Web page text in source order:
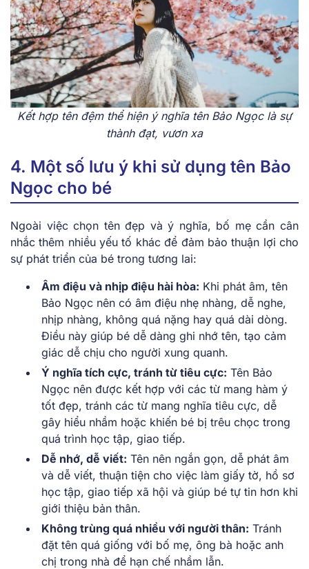
Kết hợp tên đệm thể hiện ý nghĩa tên Bảo Ngọc là sự
thành đạt, vươn xa
4. Một số lưu ý khi sử dụng tên Bảo
Ngọc cho bé
Ngoài việc chọn tên đẹp và ý nghĩa, bố mẹ cần cân
nhắc thêm nhiều yếu tố khác để đảm bảo thuận lợi cho
sự phát triển của bé trong tương lai:
Âm điệu và nhịp điệu hài hòa: Khi phát âm, tên
Bảo Ngọc nên có âm điệu nhẹ nhàng, dễ nghe,
nhịp nhàng, không quá nặng hay quá dài dòng.
Điều này giúp bé dễ dàng ghi nhớ tên, tạo cảm
giác dễ chịu cho người xung quanh.
Ý nghĩa tích cực, tránh từ tiêu cực: Tên Bảo
Ngọc nên được kết hợp với các từ mang hàm ý
tốt đẹp, tránh các từ mang nghĩa tiêu cực, dễ
gây hiểu nhầm hoặc khiến bé bị trêu chọc trong
quá trình học tập, giao tiếp.
Dễ nhớ, dễ viết: Tên nên ngắn gọn, dễ phát âm
và dễ viết, thuận tiện cho việc làm giấy tờ, hồ sơ
học tập, giao tiếp xã hội và giúp bé tự tin hơn khi
giới thiệu bản thân.
Không trùng quá nhiều với người thân: Tránh
đặt tên quá giống với bố mẹ, ông bà hoặc anh
chị trong nhà để hạn chế nhầm lẫn.